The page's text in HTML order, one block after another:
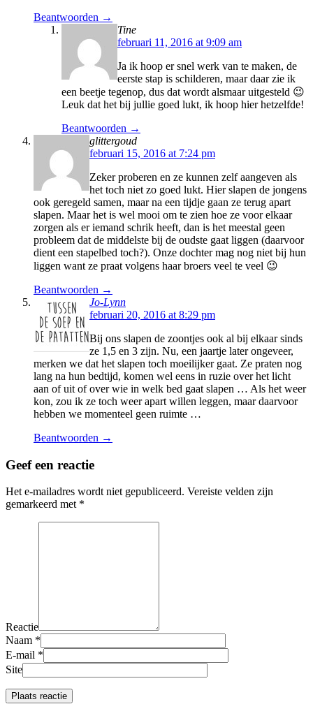
Beantwoorden →
Tine
februari 11, 2016 at 9:09 am
Ja ik hoop er snel werk van te maken, de
eerste stap is schilderen, maar daar zie ik
een beetje tegenop, dus dat wordt alsmaar uitgesteld 😉
Leuk dat het bij jullie goed lukt, ik hoop hier hetzelfde!
Beantwoorden →
glittergoud
februari 15, 2016 at 7:24 pm
Zeker proberen en ze kunnen zelf aangeven als
het toch niet zo goed lukt. Hier slapen de jongens
ook geregeld samen, maar na een tijdje gaan ze terug apart
slapen. Maar het is wel mooi om te zien hoe ze voor elkaar
zorgen als er iemand schrik heeft, dan is het meestal geen
probleem dat de middelste bij de oudste gaat liggen (daarvoor
dient een stapelbed toch?). Onze dochter mag nog niet bij hun
liggen want ze praat volgens haar broers veel te veel 😉
Beantwoorden →
Jo-Lynn
februari 20, 2016 at 8:29 pm
Bij ons slapen de zoontjes ook al bij elkaar sinds
ze 1,5 en 3 zijn. Nu, een jaartje later ongeveer,
merken we dat het slapen toch moeilijker gaat. Ze praten nog
lang na hun bedtijd, komen wel eens in ruzie over het licht
aan of uit of over wie in welk bed gaat slapen … Als het weer
kon, zou ik ze toch weer apart willen leggen, maar daarvoor
hebben we momenteel geen ruimte …
Beantwoorden →
Geef een reactie
Het e-mailadres wordt niet gepubliceerd. Vereiste velden zijn
gemarkeerd met *
Reactie
Naam *
E-mail *
Site